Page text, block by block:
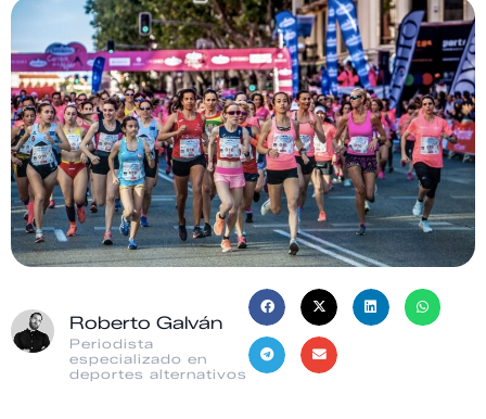
Roberto Galván
Periodista
especializado en
deportes alternativos